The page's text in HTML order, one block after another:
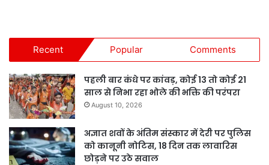
Recent Popular Comments
पहली बार कंधे पर कांवड़, कोई 13 तो कोई 21
साल से निभा रहा भोले की भक्ति की परंपरा
August 10, 2026
अज्ञात शवों के अंतिम संस्कार में देरी पर पुलिस
को कानूनी नोटिस, 18 दिन तक लावारिस
छोड़ने पर उठे सवाल